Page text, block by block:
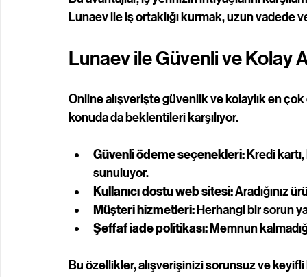
Lunaev ile iş ortaklığı kurmak, uzun vadede
Lunaev ile Güvenli ve Kolay
Online alışverişte güvenlik ve kolaylık en
konuda da beklentileri karşılıyor.
Güvenli ödeme seçenekleri: Kredi
sunuluyor.
Kullanıcı dostu web sitesi: Aradığınız
Müşteri hizmetleri: Herhangi bir sorun
Şeffaf iade politikası: Memnun
Bu özellikler, alışverişinizi sorunsuz ve